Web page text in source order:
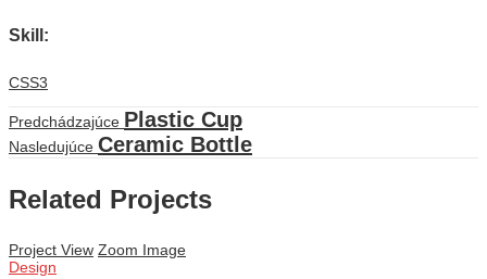
Skill :
CSS3
Predchádzajúce Plastic Cup
Nasledujúce Ceramic Bottle
Related Projects
Project View Zoom Image
Design